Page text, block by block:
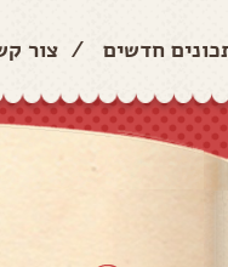
חדשים / צור